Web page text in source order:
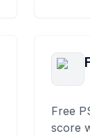
Free
score